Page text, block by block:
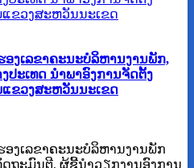
ອງເລຂາຄະນະບໍລິຫານງານພັກ,
ປະເທດ ນໍາພາອົງການຈັດຕັ້ງ
ຂວງສະຫວັນນະເຂດ
ອງເລຂາຄະນະບໍລິຫານງານພັກ
ດຖະມົນຕີ, ຜູ້ຊີ້ນໍາວຽກງານອົງການ